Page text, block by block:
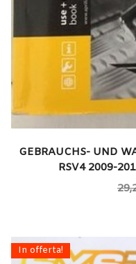
GEBRAUCHS- UND
RSV4 2009-
In offerta!